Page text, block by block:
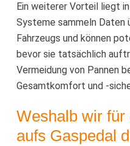
Ein weiterer Vorteil liegt
Systeme sammeln Daten
Fahrzeugs und können
bevor sie tatsächlich
Vermeidung von Pannen
Gesamtkomfort und -
Weshalb wir
aufs Gaspedal